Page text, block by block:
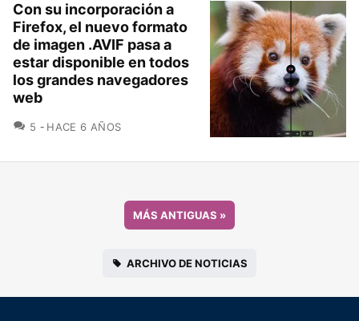
Con su incorporación a
Firefox, el nuevo formato
de imagen .AVIF pasa a
estar disponible en todos
los grandes navegadores
web
5 COMENTARIOS
HACE 6 AÑOS
MÁS ANTIGUAS »
ARCHIVO DE NOTICIAS